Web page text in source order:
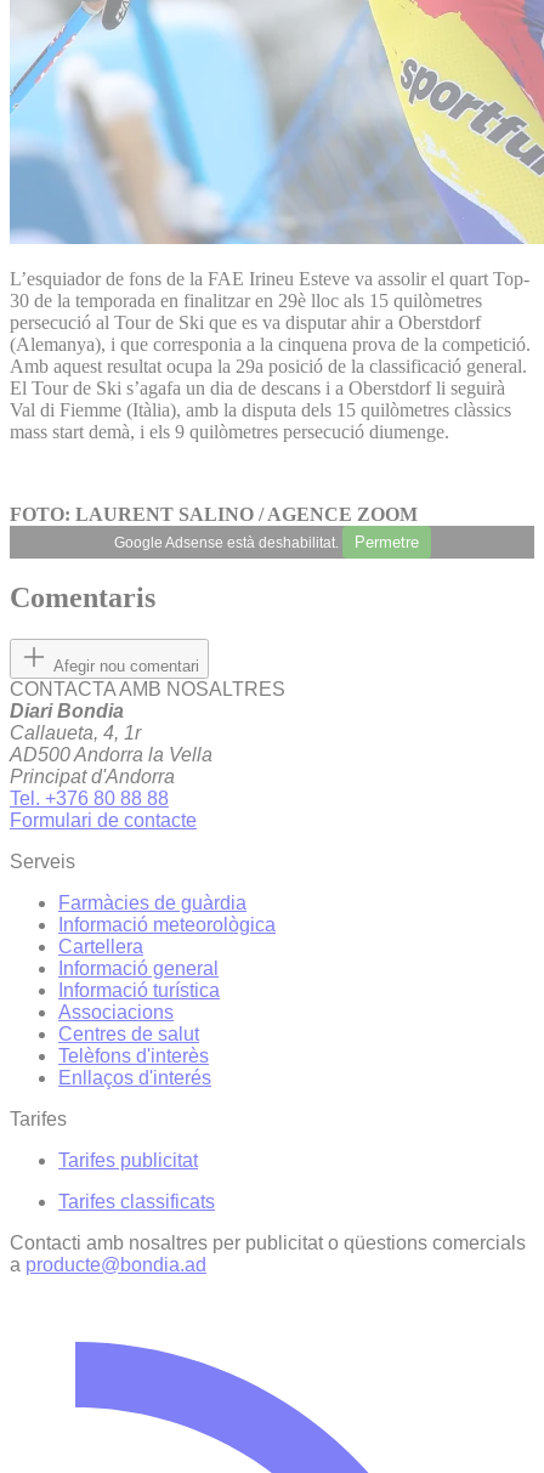
L’esquiador de fons de la FAE Irineu Esteve va assolir el quart Top-
30 de la temporada en finalitzar en 29è lloc als 15 quilòmetres
persecució al Tour de Ski que es va disputar ahir a Oberstdorf
(Alemanya), i que corresponia a la cinquena prova de la competició.
Amb aquest resultat ocupa la 29a posició de la classificació general.
El Tour de Ski s’agafa un dia de descans i a Oberstdorf li seguirà
Val di Fiemme (Itàlia), amb la disputa dels 15 quilòmetres clàssics
mass start demà, i els 9 quilòmetres persecució diumenge.
FOTO: LAURENT SALINO / AGENCE ZOOM
Google Adsense està deshabilitat. Permetre
Comentaris
Afegir nou comentari
CONTACTA AMB NOSALTRES
Diari Bondia
Callaueta, 4, 1r
AD500 Andorra la Vella
Principat d'Andorra
Tel. +376 80 88 88
Formulari de contacte
Serveis
Farmàcies de guàrdia
Informació meteorològica
Cartellera
Informació general
Informació turística
Associacions
Centres de salut
Telèfons d'interès
Enllaços d'interés
Tarifes
Tarifes publicitat
Tarifes classificats
Contacti amb nosaltres per publicitat o qüestions comercials
a producte@bondia.ad